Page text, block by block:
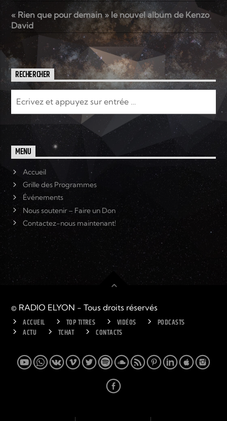
« Rien que pour demain » le nouvel album de Kenzo
David
RECHERCHER
MENU
Accueil
Grille des Programmes
Événements
Nous soutenir – Faire un Don
Contactez-nous maintenant!
© RADIO ELYON - Tous droits réservés
ACCUEIL TOP TITRES VIDÉOS
PODCASTS
ACTU
TCHAT CONTACTS